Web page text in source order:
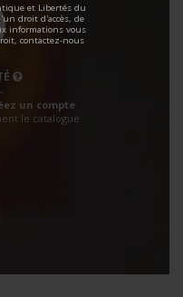
et Libertés du
droit d'accès, de
informations vous
contactez-nous
un compte
le catalogue